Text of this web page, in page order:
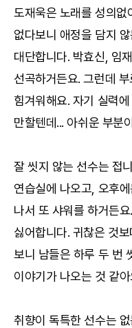
도재욱은 노래를 성의없
없다보니 애정을 담지
대단합니다. 박효신, 임
선곡하거든요. 그런데
힘겨워해요. 자기 실력
만할텐데... 아쉬운 부분
잘 씻지 않는 선수는 접
연습실에 나오고, 오후
나서 또 샤워를 하거든
싫어합니다. 귀찮은 것
보니 남들은 하루 두 번
이야기가 나오는 것 같아
취향이 독특한 선수는